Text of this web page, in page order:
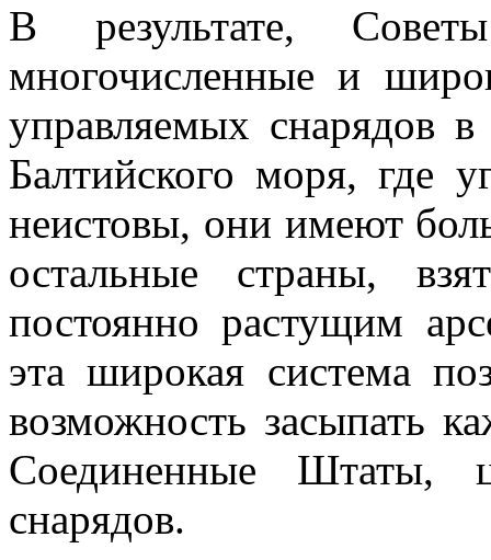
В результате,
многочисленные и
управляемых снарядов
Балтийского моря, где
неистовы, они имеют
остальные страны,
постоянно растущим
эта широкая система
возможность засыпать
Соединенные Штаты,
снарядов.